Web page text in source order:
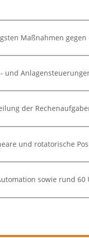
Maßnahmen
und
der
und rotatorische
sowie rund